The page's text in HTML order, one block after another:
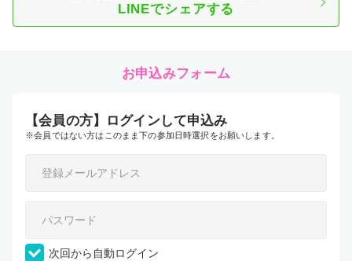
LINEでシェアする
お申込みフォーム
【会員の方】ログインして申込み
※会員ではない方はこのまま下の参加日時選択をお願いします。
次回から自動ログイン